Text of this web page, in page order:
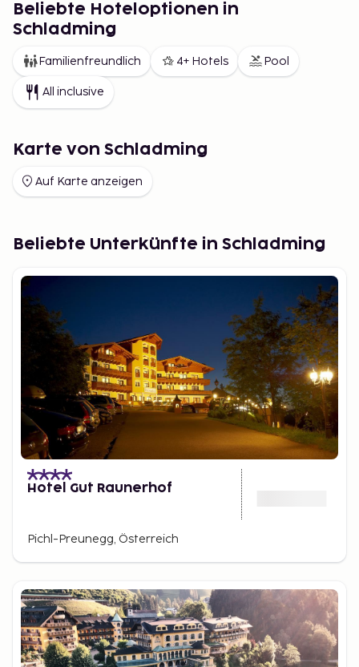
Beliebte Hoteloptionen in
Schladming
Familienfreundlich 4+ Hotels Pool
All inclusive
Karte von Schladming
Auf Karte anzeigen
Beliebte Unterkünfte in Schladming
Hotel Gut Raunerhof
Pichl-Preunegg, Österreich